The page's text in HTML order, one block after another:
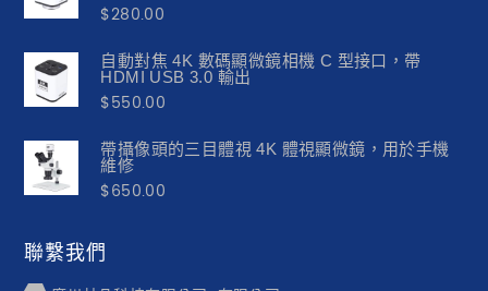
$280.00
自動對焦 4K 數碼顯微鏡相機 C 型接口，帶
HDMI USB 3.0 輸出
$550.00
帶攝像頭的三目體視 4K 體視顯微鏡，用於手機
維修
$650.00
聯繫我們